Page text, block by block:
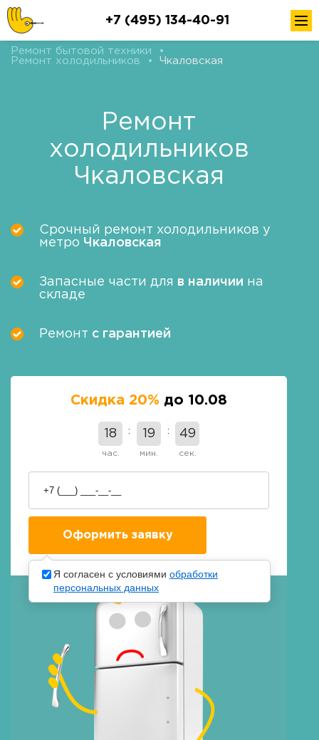
+7 (495) 134-40-91
Ремонт бытовой техники
•
Ремонт холодильников
• Чкаловская
Ремонт
холодильников
Чкаловская
Срочный ремонт холодильников у
метро Чкаловская
Запасные части для в наличии на
складе
Ремонт с гарантией
Скидка 20% до 10.08
18
час.
19
мин.
48
сек.
Я согласен с условиями обработки
персональных данных